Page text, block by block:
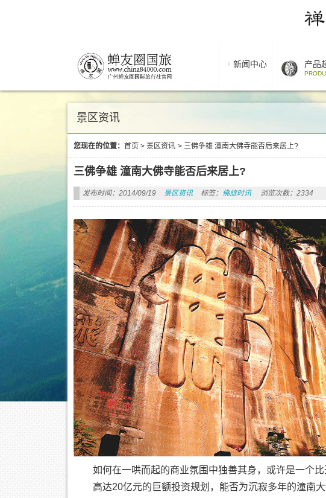
新闻中心 产品
景区资讯
您现在的位置： 首页 > 景区资讯 > 三佛争雄 潼南大佛寺能否后来居上?
三佛争雄 潼南大佛寺能否后来居上?
发布时间：2014/09/19 景区资讯 标签： 佛旅时讯 浏览次数：2334
如何在一哄而起的商业氛围中独善其身，或许是一个比
高达20亿元的巨额投资规划，能否为沉寂多年的潼南大